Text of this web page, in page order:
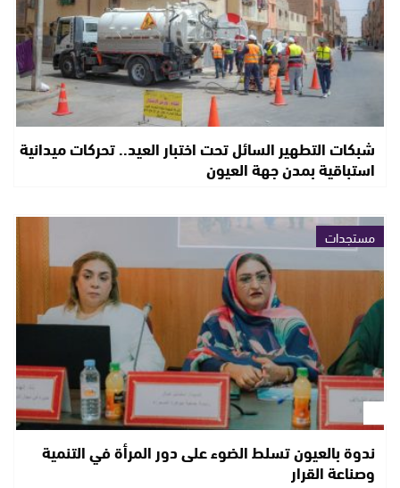
شبكات التطهير السائل تحت اختبار العيد.. تحركات ميدانية
استباقية بمدن جهة العيون
مستجدات
ندوة بالعيون تسلط الضوء على دور المرأة في التنمية
وصناعة القرار